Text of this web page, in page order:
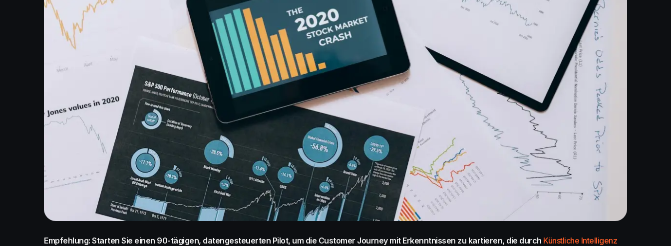
Empfehlung: Starten Sie einen 90-tägigen, datengesteuerten Pilot, um die Customer Journey mit Erkenntnissen zu kartieren, die durch Künstliche Intelligenz